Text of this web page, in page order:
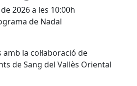
2026 a les 10:00h
de Nadal
la col·laboració de
de Sang del Vallès Oriental